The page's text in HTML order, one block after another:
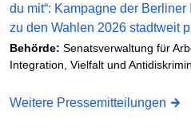
du mit“: Kampagne der
zu den Wahlen 2026 stadtweit
Behörde: Senatsverwaltung für
Integration, Vielfalt und
Weitere Pressemitteilungen